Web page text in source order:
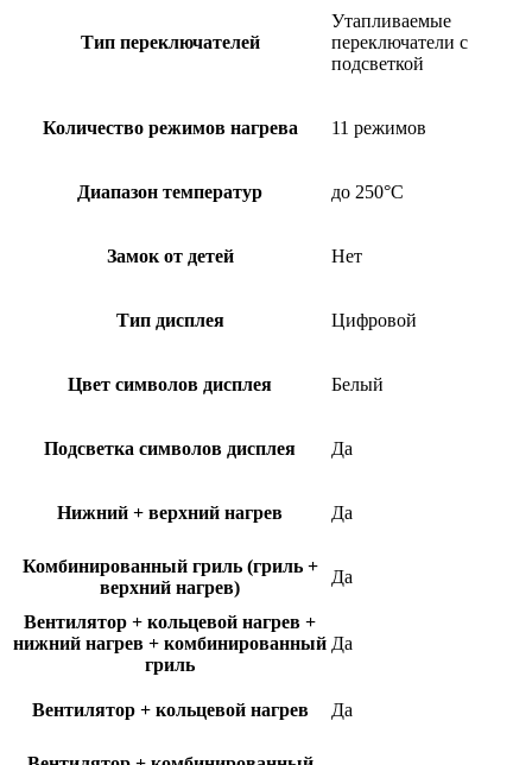
Тип переключателей
Утапливаемые
переключатели с
подсветкой
Количество режимов нагрева 11 режимов
Диапазон температур до 250°C
Замок от детей Нет
Тип дисплея Цифровой
Цвет символов дисплея Белый
Подсветка символов дисплея Да
Нижний + верхний нагрев Да
Комбинированный гриль (гриль +
верхний нагрев)
Да
Вентилятор + кольцевой нагрев +
нижний нагрев + комбинированный
гриль
Да
Вентилятор + кольцевой нагрев Да